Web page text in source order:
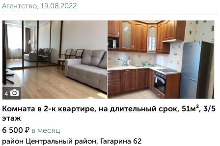
Агентство, 19.08.2022
4
Комната в 2-к квартире, на длительный срок, 51м², 3/5
этаж
6 500 ₽ в месяц
район Центральный район, Гагарина 62